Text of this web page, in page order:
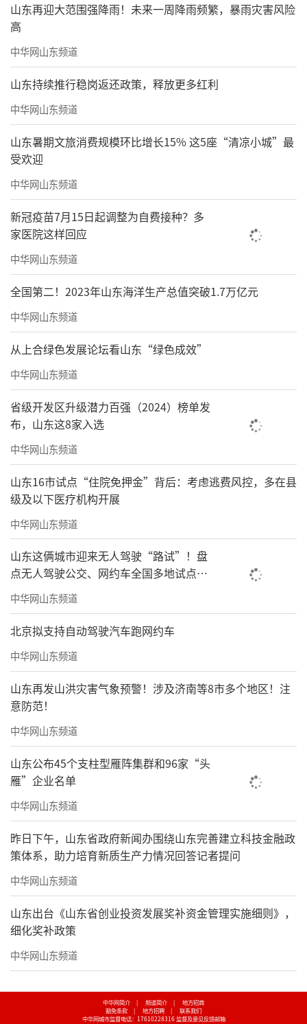
山东再迎大范围强降雨！未来一周降雨频繁，暴雨灾害风险
高
中华网山东频道
山东持续推行稳岗返还政策，释放更多红利
中华网山东频道
山东暑期文旅消费规模环比增长15% 这5座“清凉小城”最
受欢迎
中华网山东频道
新冠疫苗7月15日起调整为自费接种？多
家医院这样回应
中华网山东频道
全国第二！2023年山东海洋生产总值突破1.7万亿元
中华网山东频道
从上合绿色发展论坛看山东“绿色成效”
中华网山东频道
省级开发区升级潜力百强（2024）榜单发
布，山东这8家入选
中华网山东频道
山东16市试点“住院免押金”背后：考虑逃费风控，多在县
级及以下医疗机构开展
中华网山东频道
山东这俩城市迎来无人驾驶“路试”！盘
点无人驾驶公交、网约车全国多地试点之
路
中华网山东频道
北京拟支持自动驾驶汽车跑网约车
中华网山东频道
山东再发山洪灾害气象预警！涉及济南等8市多个地区！注
意防范！
中华网山东频道
山东公布45个支柱型雁阵集群和96家“头
雁”企业名单
中华网山东频道
昨日下午，山东省政府新闻办围绕山东完善建立科技金融政
策体系，助力培育新质生产力情况回答记者提问
中华网山东频道
山东出台《山东省创业投资发展奖补资金管理实施细则》，
细化奖补政策
中华网山东频道
中华网简介 | 频道简介 |
地方招商
豁免条款
| 地方招聘 |
联系我们
中华网城市监督电话：17610228316 监督及意见反馈邮箱